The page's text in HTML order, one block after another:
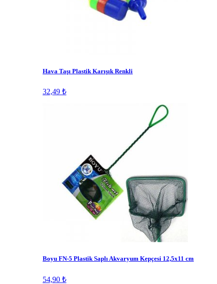
Hava Taşı Plastik Karışık Renkli
32,49 ₺
Boyu FN-5 Plastik Saplı Akvaryum Kepçesi 12,5x11 cm
54,90 ₺